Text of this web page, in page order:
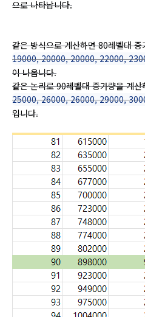
으로 나타납니다.
같은 방식으로 계산하면 80레벨대 증
19000, 20000, 20000, 22000,
이 나옵니다.
같은 논리로 90레벨대 증가량을 계
25000, 26000, 26000, 29000,
입니다.